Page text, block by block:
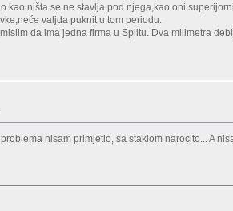
kao ništa se ne stavlja pod njega,kao oni
valjda puknit u tom periodu.
da ima jedna firma u Splitu. Dva milimetra
nisam primjetio, sa staklom narocito... A